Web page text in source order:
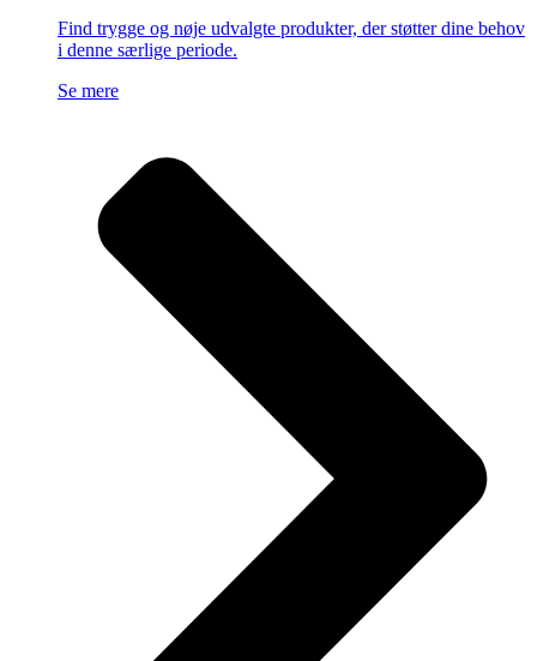
Find trygge og nøje udvalgte produkter, der støtter dine behov
i denne særlige periode.
Se mere